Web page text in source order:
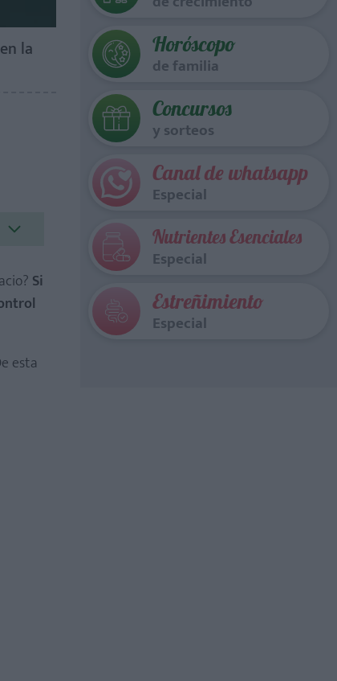
la
Si
esta
Horóscopo
de familia
Concursos
y sorteos
Canal de whatsapp
Especial
Nutrientes Esenciales
Especial
Estreñimiento
Especial